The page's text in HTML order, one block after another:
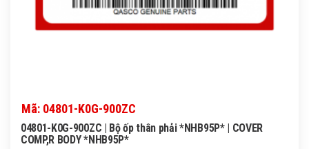
Mã: 04801-K0G-900ZC
04801-K0G-900ZC | Bộ ốp thân phải *NHB95P* | COVER
COMP,R BODY *NHB95P*